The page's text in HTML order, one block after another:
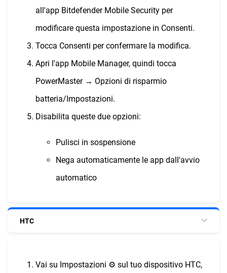
all'app Bitdefender Mobile Security per
modificare questa impostazione in Consenti.
Tocca Consenti per confermare la modifica.
Apri l'app Mobile Manager, quindi tocca
PowerMaster → Opzioni di risparmio
batteria/Impostazioni.
Disabilita queste due opzioni:
Pulisci in sospensione
Nega automaticamente le app dall'avvio
automatico
HTC
Vai su Impostazioni ⚙︎ sul tuo dispositivo HTC,